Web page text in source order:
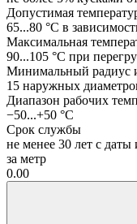
Допустимая
65...80 °C в
Максимальная
90...105 °C при
Минимальный радиус
15 наружных
Диапазон рабочих
−50...+50 °C
Срок службы
не менее 30 лет с даты
за метр
0.00